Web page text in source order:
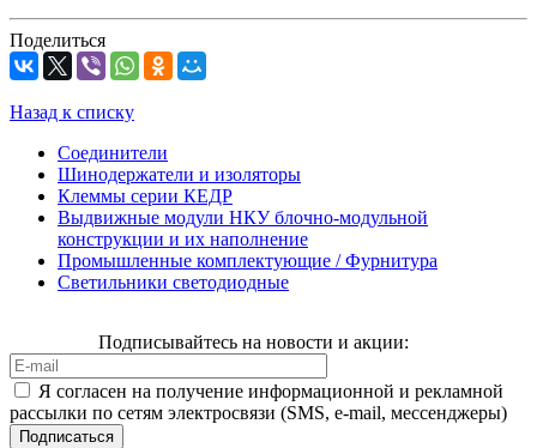
Поделиться
Назад к списку
Соединители
Шинодержатели и изоляторы
Клеммы серии КЕДР
Выдвижные модули НКУ блочно-модульной
конструкции и их наполнение
Промышленные комплектующие / Фурнитура
Светильники светодиодные
Подписывайтесь на новости и акции:
Я согласен на получение информационной и рекламной
рассылки по сетям электросвязи (SMS, e-mail, мессенджеры)